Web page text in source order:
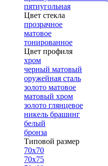
пятиугольная
Цвет стекла
прозрачное
матовое
тонированное
Цвет профиля
хром
черный матовый
оружейная сталь
золото матовое
матовый хром
золото глянцевое
никель брашинг
белый
бронза
Типовой размер
70х70
70х75